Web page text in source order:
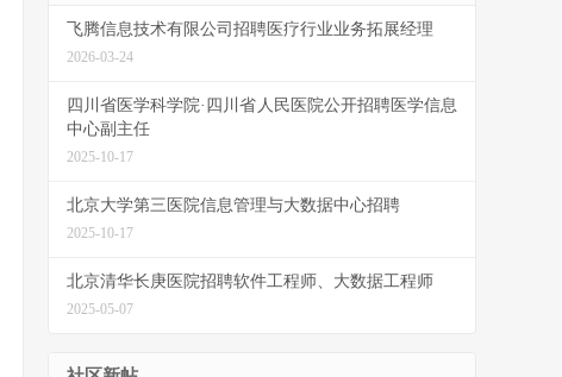
飞腾信息技术有限公司招聘医疗行业业务拓展经理
2026-03-24
四川省医学科学院·四川省人民医院公开招聘医学信息
中心副主任
2025-10-17
北京大学第三医院信息管理与大数据中心招聘
2025-10-17
北京清华长庚医院招聘软件工程师、大数据工程师
2025-05-07